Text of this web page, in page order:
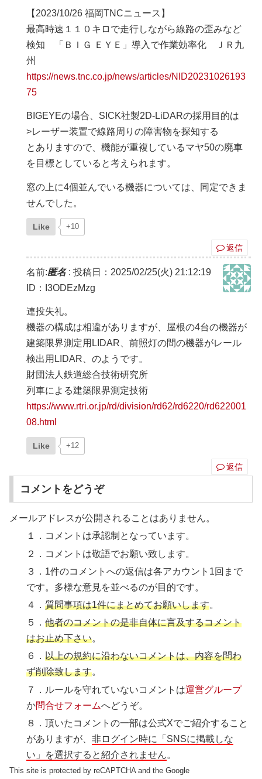
【2023/10/26 福岡TNCニュース】
最高時速１１０キロで走行しながら線路の歪みなど
検知 「ＢＩＧ ＥＹＥ」導入で作業効率化 ＪＲ九
州
https://news.tnc.co.jp/news/articles/NID20231026193
75
BIGEYEの場合、SICK社製2D-LiDARの採用目的は
>レーザー装置で線路周りの障害物を探知する
とありますので、機能が重複しているマヤ50の廃車
を目標としていると考えられます。
窓の上に4個並んでいる機器については、同定できま
せんでした。
Like +10
返信
名前:匿名: 投稿日：2025/02/25(火) 21:12:19
ID：I3ODEzMzg
連投失礼。
機器の構成は相違がありますが、屋根の4台の機器が
建築限界測定用LIDAR、前照灯の間の機器がレール
検出用LIDAR、のようです。
財団法人鉄道総合技術研究所
列車による建築限界測定技術
https://www.rtri.or.jp/rd/division/rd62/rd6220/rd622001
08.html
Like +12
返信
コメントをどうぞ
メールアドレスが公開されることはありません。
１．コメントは承認制となっています。
２．コメントは敬語でお願い致します。
３．1件のコメントへの返信は各アカウント1回まで
です。多様な意見を並べるのが目的です。
４．質問事項は1件にまとめてお願いします。
５．他者のコメントの是非自体に言及するコメント
はお止め下さい。
６．以上の規約に沿わないコメントは、内容を問わ
ず削除致します。
７．ルールを守れていないコメントは運営グループ
か問合せフォームへどうぞ。
８．頂いたコメントの一部は公式Xでご紹介すること
がありますが、非ログイン時に「SNSに掲載しな
い」を選択すると紹介されません。
This site is protected by reCAPTCHA and the Google